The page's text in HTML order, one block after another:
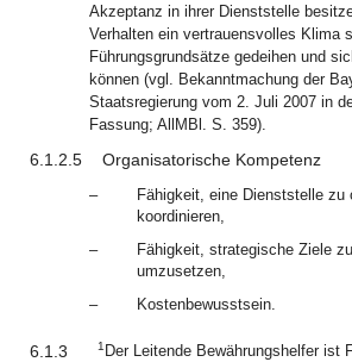
Akzeptanz in ihrer Dienststelle
Verhalten ein vertrauensvolles Klima
Führungsgrundsätze gedeihen und
können (vgl. Bekanntmachung der
Staatsregierung vom 2. Juli 2007 in
Fassung; AllMBl. S. 359).
6.1.2.5 Organisatorische Kompetenz
–
Fähigkeit, eine Dienststelle zu
koordinieren,
–
Fähigkeit, strategische Ziele
umzusetzen,
–
Kostenbewusstsein.
6.1.3 1 Der Leitende Bewährungshelfer ist